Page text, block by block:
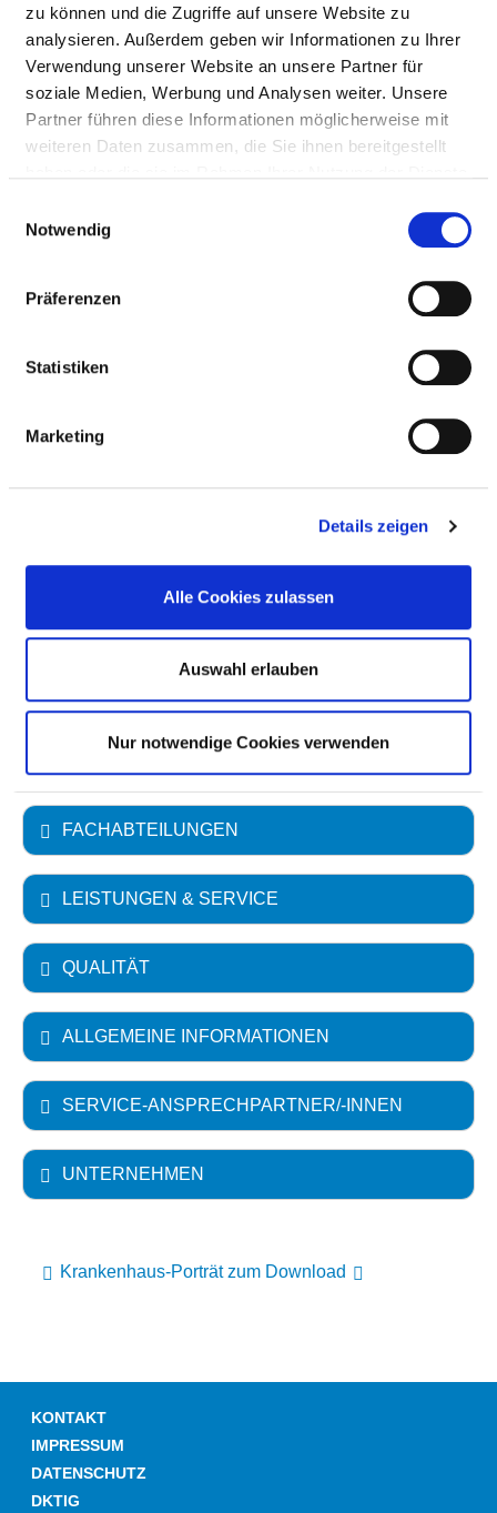
zu können und die Zugriffe auf unsere Website zu
analysieren. Außerdem geben wir Informationen zu Ihrer
Verwendung unserer Website an unsere Partner für
soziale Medien, Werbung und Analysen weiter. Unsere
Partner führen diese Informationen möglicherweise mit
weiteren Daten zusammen, die Sie ihnen bereitgestellt
Notwendig
Präferenzen
Statistiken
Marketing
Details zeigen
Alle Cookies zulassen
Auswahl erlauben
Nur notwendige Cookies verwenden
Heinz-Meise-Straße 100
36199 Rotenburg a. d. Fulda
Tel.:06623-880
Mail:ed.grubnetor-zkh@ofni
http://www.hkz-rotenburg.de
Anzahl der Fachabteilungen: 3
Krankenhausträger: Herz-Kreislauf-Zentrum
Akademisches Lehrkrankenhaus
Justus-Liebig-Universität Gießen
FACHABTEILUNGEN
LEISTUNGEN & SERVICE
QUALITÄT
ALLGEMEINE INFORMATIONEN
SERVICE-ANSPRECHPARTNER/-INNEN
UNTERNEHMEN
Krankenhaus-Porträt zum Download
KONTAKT
IMPRESSUM
DATENSCHUTZ
DKTIG